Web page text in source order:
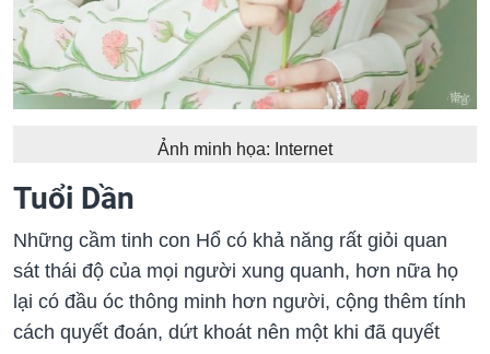
Ảnh minh họa: Internet
Tuổi Dần
Những cầm tinh con Hổ có khả năng rất giỏi quan
sát thái độ của mọi người xung quanh, hơn nữa họ
lại có đầu óc thông minh hơn người, cộng thêm tính
cách quyết đoán, dứt khoát nên một khi đã quyết